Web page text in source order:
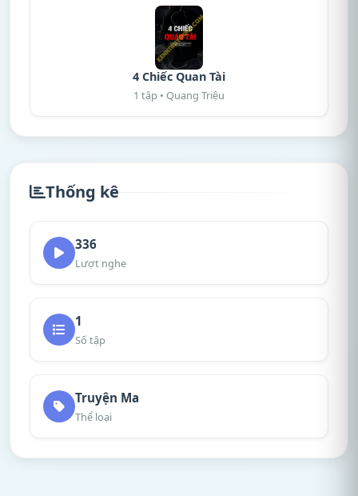
4 Chiếc Quan Tài
1 tập • Quang Triệu
Thống kê
336
Lượt nghe
1
Số tập
Truyện Ma
Thể loại